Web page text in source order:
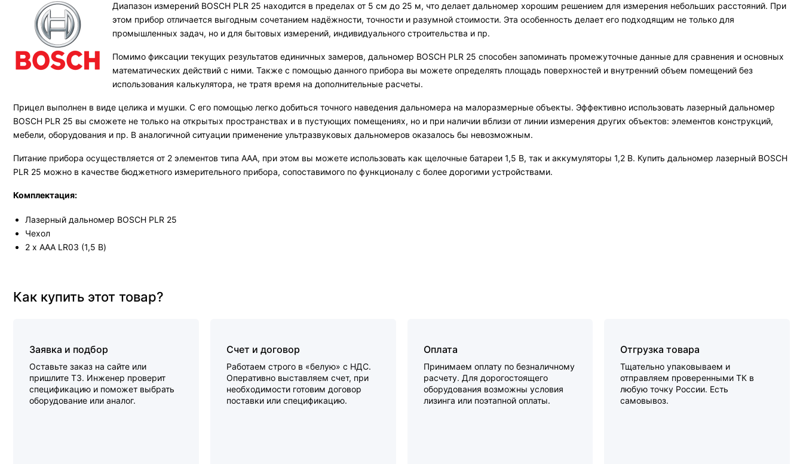
Диапазон измерений BOSCH PLR 25 находится в пределах от 5 см до 25 м, что делает дальномер хорошим решением для измерения небольших расстояний. При
этом прибор отличается выгодным сочетанием надёжности, точности и разумной стоимости. Эта особенность делает его подходящим не только для
промышленных задач, но и для бытовых измерений, индивидуального строительства и пр.
Помимо фиксации текущих результатов единичных замеров, дальномер BOSCH PLR 25 способен запоминать промежуточные данные для сравнения и основных
математических действий с ними. Также с помощью данного прибора вы можете определять площадь поверхностей и внутренний объем помещений без
использования калькулятора, не тратя время на дополнительные расчеты.
Прицел выполнен в виде целика и мушки. С его помощью легко добиться точного наведения дальномера на малоразмерные объекты. Эффективно использовать лазерный дальномер
BOSCH PLR 25 вы сможете не только на открытых пространствах и в пустующих помещениях, но и при наличии вблизи от линии измерения других объектов: элементов конструкций,
мебели, оборудования и пр. В аналогичной ситуации применение ультразвуковых дальномеров оказалось бы невозможным.
Питание прибора осуществляется от 2 элементов типа ААА, при этом вы можете использовать как щелочные батареи 1,5 В, так и аккумуляторы 1,2 В. Купить дальномер лазерный BOSCH
PLR 25 можно в качестве бюджетного измерительного прибора, сопоставимого по функционалу с более дорогими устройствами.
Комплектация:
Лазерный дальномер BOSCH PLR 25
Чехол
2 х ААА LR03 (1,5 В)
Как купить этот товар?
Заявка и подбор
Оставьте заказ на сайте или
пришлите ТЗ. Инженер проверит
спецификацию и поможет выбрать
оборудование или аналог.
Счет и договор
Работаем строго в «белую» с НДС.
Оперативно выставляем счет, при
необходимости готовим договор
поставки или спецификацию.
Оплата
Принимаем оплату по безналичному
расчету. Для дорогостоящего
оборудования возможны условия
лизинга или поэтапной оплаты.
Отгрузка товара
Тщательно упаковываем и
отправляем проверенными ТК в
любую точку России. Есть
самовывоз.